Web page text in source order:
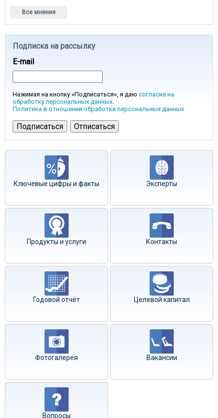
Все мнения
Подписка на рассылку
E-mail
Нажимая на кнопку «Подписаться», я даю согласие на
обработку персональных данных.
Политика в отношении обработки персональных данных
Ключевые цифры и факты Эксперты
Продукты и услуги Контакты
Годовой отчёт Целевой капитал
Фотогалерея Вакансии
Вопросы